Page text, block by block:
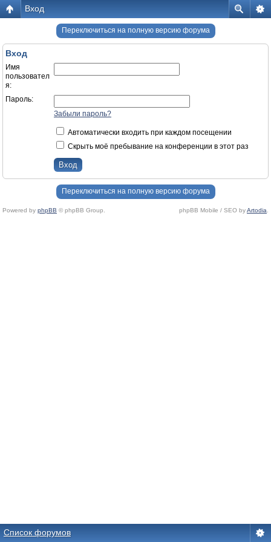
Вход
Переключиться на полную версию форума
Вход
Имя
пользовател
я:
Пароль:
Забыли пароль?
Автоматически входить при каждом посещении
Скрыть моё пребывание на конференции в этот раз
Переключиться на полную версию форума
Powered by phpBB © phpBB Group. phpBB Mobile / SEO byArtodia
Список форумов